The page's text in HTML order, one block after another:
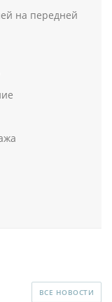
на передней
ВСЕ НОВОСТИ